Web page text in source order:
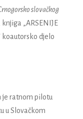
slovačkog
„ARSENIJE
koautorsko djelo
je ratnom pilotu
u Slovačkom